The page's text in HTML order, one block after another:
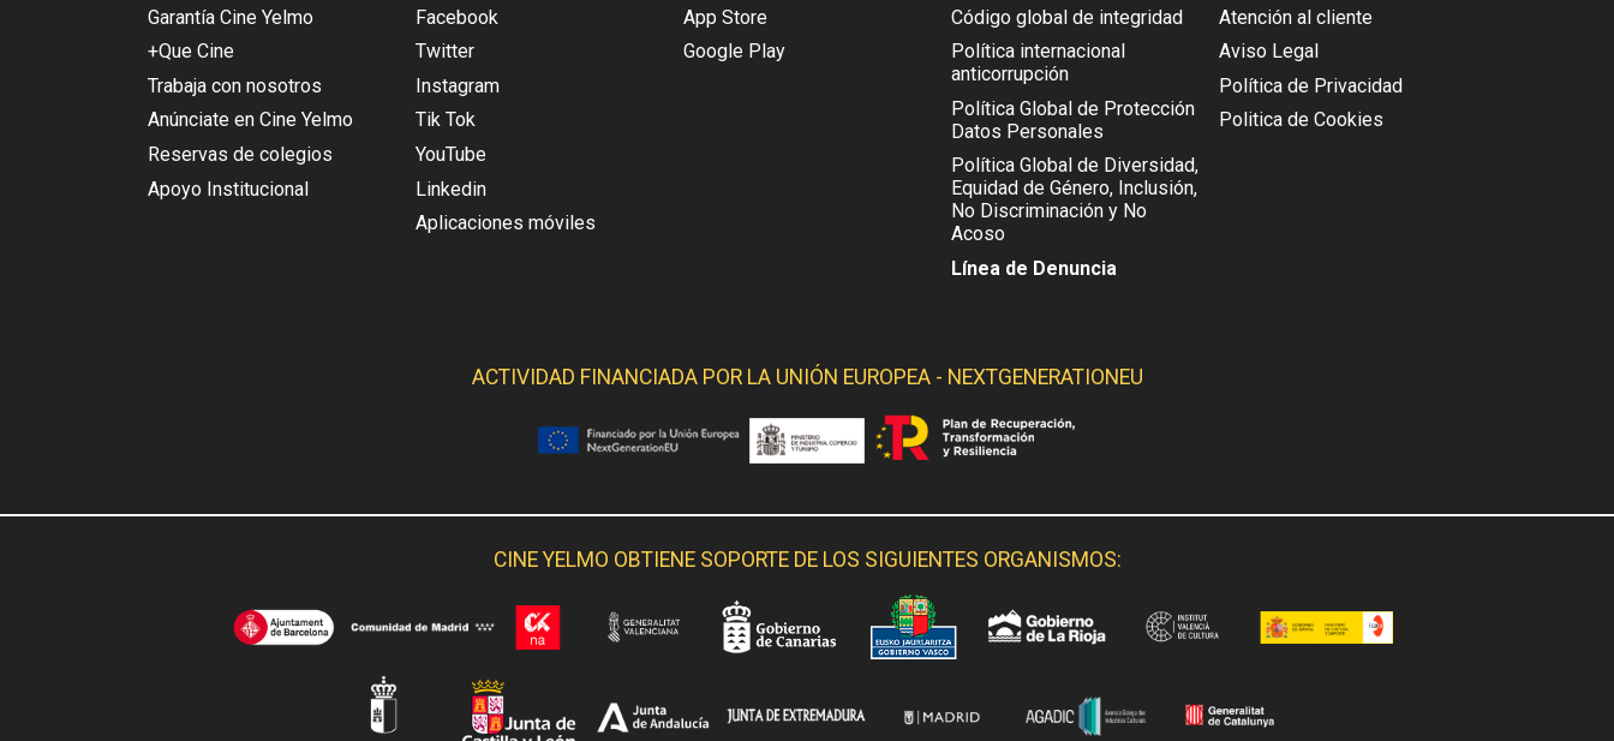
Garantía Cine Yelmo
+Que Cine
Trabaja con nosotros
Anúnciate en Cine Yelmo
Reservas de colegios
Apoyo Institucional
Facebook
Twitter
Instagram
Tik Tok
YouTube
Linkedin
Aplicaciones móviles
App Store
Google Play
Código global de integridad
Política internacional
anticorrupción
Política Global de Protección
Datos Personales
Política Global de Diversidad,
Equidad de Género, Inclusión,
No Discriminación y No
Acoso
Línea de Denuncia
Atención al cliente
Aviso Legal
Política de Privacidad
Politica de Cookies
ACTIVIDAD FINANCIADA POR LA UNIÓN EUROPEA - NEXTGENERATIONEU
CINE YELMO OBTIENE SOPORTE DE LOS SIGUIENTES ORGANISMOS: